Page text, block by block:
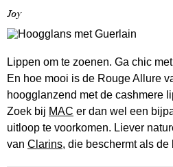
Joy
Lippen om te zoenen. Ga chic
En hoe mooi is de Rouge Allure
hoogglanzend met de cashmere
Zoek bij MAC er dan wel een
uitloop te voorkomen. Liever
van Clarins, die beschermt als de